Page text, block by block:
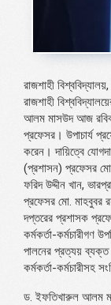
রাজশাহী
রাজশাহী
আলম মাসউদ আজ
প্রফেসর। উপাচার্য
করেন। দায়িত্বে
(প্রশাসন) প্রফেসর
ফরিদ উদ্দীন খান,
প্রফেসর মো. মাহবুবর
দপ্তরের প্রশাসক
কর্মকর্তা-কর্মচারীগণ
পালনের প্রত্যয় ব্যক্ত
কর্মকর্তা-কর্মচারীসহ
ড. ইফতিখারুল আলম